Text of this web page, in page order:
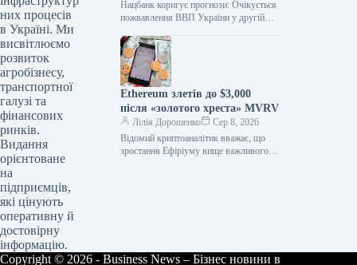
них процесів
в Україні. Ми
висвітлюємо
розвиток
агробізнесу,
транспортної
галузі та
фінансових
ринків.
Видання
орієнтоване
на
підприємців,
які цінують
оперативну й
достовірну
інформацію.
IV кварталах 2026 року
Нацбанк коригує прогнози: Очікується
пожвавлення ВВП України у другій
https://bank.gov.ua Національний банк
України оновив свій прогноз…
Ethereum злетів до $3,000
після «золотого хреста» MVRV
Лілія Дорошенко
Сер 8, 2026
Відомий криптоаналітик вважає, що
зростання Ефіріуму вище важливого
Copyright © 2026 - Business News – Бізнес новини в